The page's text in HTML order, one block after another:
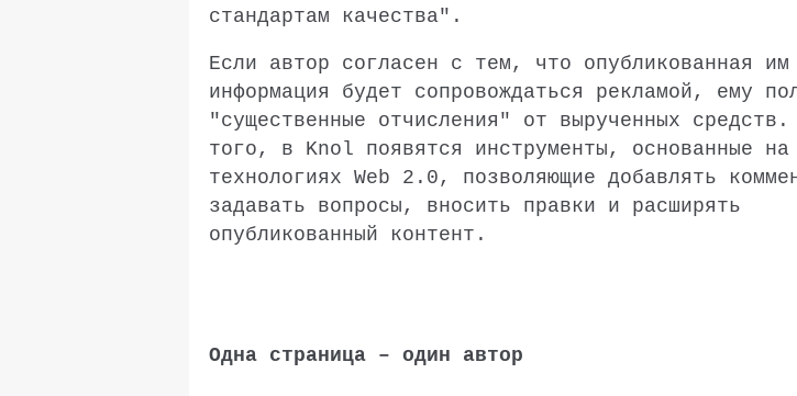
стандартам качества".
Если автор согласен с тем, что опубликованная
информация будет сопровождаться рекламой, ему
"существенные отчисления" от вырученных средств.
того, в Knol появятся инструменты, основанные на
технологиях Web 2.0, позволяющие добавлять
задавать вопросы, вносить правки и расширять
опубликованный контент.
Одна страница – один автор